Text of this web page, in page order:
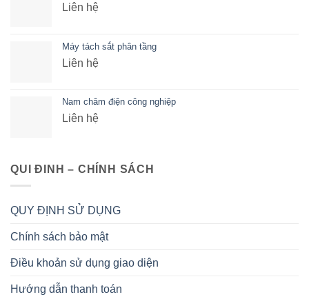
Liên hệ
Máy tách sắt phân tầng
Liên hệ
Nam châm điện công nghiệp
Liên hệ
QUI ĐINH – CHÍNH SÁCH
QUY ĐỊNH SỬ DỤNG
Chính sách bảo mật
Điều khoản sử dụng giao diện
Hướng dẫn thanh toán